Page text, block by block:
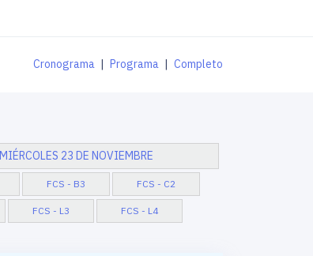
Cronograma | Programa | Completo
MIÉRCOLES 23 DE NOVIEMBRE
FCS - B3 FCS - C2
FCS - L3 FCS - L4